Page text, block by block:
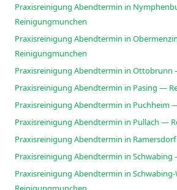
Praxisreinigung Abendtermin in
Reinigungmunchen
Praxisreinigung Abendtermin in
Reinigungmunchen
Praxisreinigung Abendtermin in
Praxisreinigung Abendtermin in Pasing —
Praxisreinigung Abendtermin in Puchheim
Praxisreinigung Abendtermin in Pullach —
Praxisreinigung Abendtermin in
Praxisreinigung Abendtermin in
Praxisreinigung Abendtermin in